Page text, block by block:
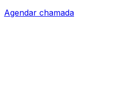
Agendar chamada